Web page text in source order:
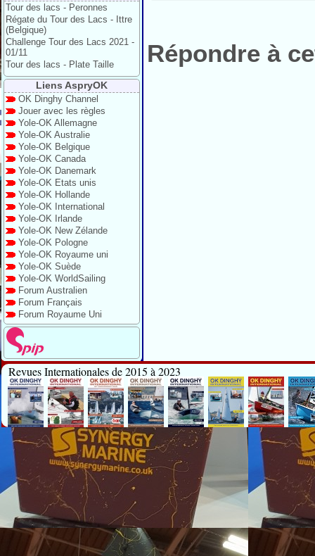
Tour des lacs - Peronnes
Régate du Tour des Lacs - Ittre
(Belgique)
Challenge Tour des Lacs 2021 -
01/11
Tour des lacs - Plate Taille
Liens AspryOK
OK Dinghy Channel
Jouer avec les règles
Yole-OK Allemagne
Yole-OK Australie
Yole-OK Belgique
Yole-OK Canada
Yole-OK Danemark
Yole-OK Etats unis
Yole-OK Hollande
Yole-OK International
Yole-OK Irlande
Yole-OK New Zélande
Yole-OK Pologne
Yole-OK Royaume uni
Yole-OK Suède
Yole-OK WorldSailing
Forum Australien
Forum Français
Forum Royaume Uni
Répondre à
Revues Internationales de 2015 à 2023